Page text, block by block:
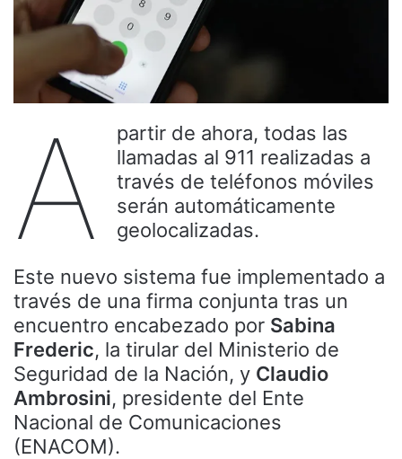
A
partir de ahora, todas las
llamadas al 911 realizadas a
través de teléfonos móviles
serán automáticamente
geolocalizadas.
Este nuevo sistema fue implementado a
través de una firma conjunta tras un
encuentro encabezado por Sabina
Frederic, la tirular del Ministerio de
Seguridad de la Nación, y Claudio
Ambrosini, presidente del Ente
Nacional de Comunicaciones
(ENACOM).